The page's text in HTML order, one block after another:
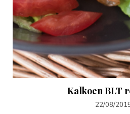
Kalkoen BLT
22/08/